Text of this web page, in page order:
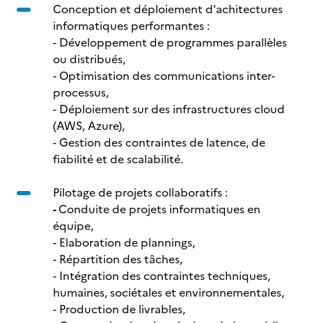
Conception et déploiement d'achitectures
informatiques performantes :
- Développement de programmes parallèles
ou distribués,
- Optimisation des communications inter-
processus,
- Déploiement sur des infrastructures cloud
(AWS, Azure),
- Gestion des contraintes de latence, de
fiabilité et de scalabilité.
Pilotage de projets collaboratifs :
-Conduite de projets informatiques en
équipe,
- Elaboration de plannings,
- Répartition des tâches,
- Intégration des contraintes techniques,
humaines, sociétales et environnementales,
- Production de livrables,